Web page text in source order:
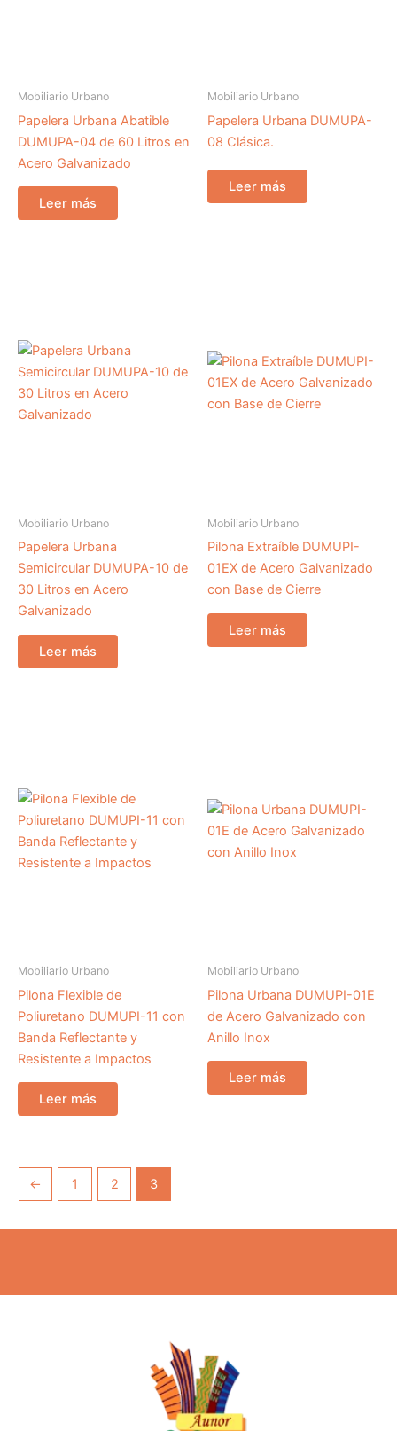
Mobiliario Urbano
Papelera Urbana Abatible
DUMUPA-04 de 60 Litros en
Acero Galvanizado
Leer más
Mobiliario Urbano
Papelera Urbana DUMUPA-
08 Clásica.
Leer más
Mobiliario Urbano
Papelera Urbana
Semicircular DUMUPA-10 de
30 Litros en Acero
Galvanizado
Leer más
Mobiliario Urbano
Pilona Extraíble DUMUPI-
01EX de Acero Galvanizado
con Base de Cierre
Leer más
Mobiliario Urbano
Pilona Flexible de
Poliuretano DUMUPI-11 con
Banda Reflectante y
Resistente a Impactos
Leer más
Mobiliario Urbano
Pilona Urbana DUMUPI-01E
de Acero Galvanizado con
Anillo Inox
Leer más
← 1 2 3